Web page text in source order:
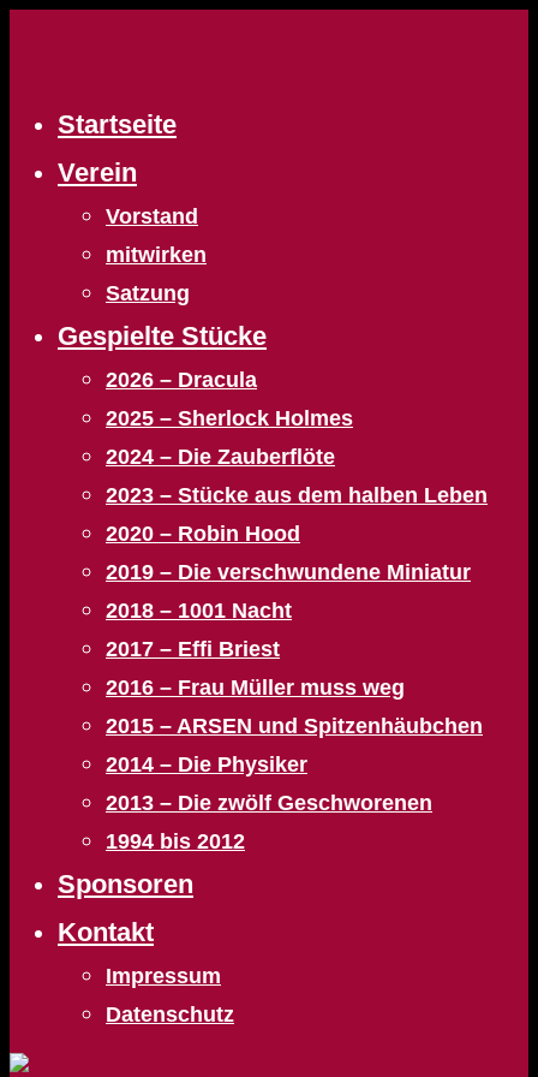
Startseite
Verein
Vorstand
mitwirken
Satzung
Gespielte Stücke
2026 – Dracula
2025 – Sherlock Holmes
2024 – Die Zauberflöte
2023 – Stücke aus dem halben Leben
2020 – Robin Hood
2019 – Die verschwundene Miniatur
2018 – 1001 Nacht
2017 – Effi Briest
2016 – Frau Müller muss weg
2015 – ARSEN und Spitzenhäubchen
2014 – Die Physiker
2013 – Die zwölf Geschworenen
1994 bis 2012
Sponsoren
Kontakt
Impressum
Datenschutz